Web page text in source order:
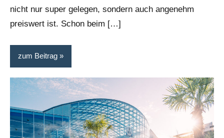
nicht nur super gelegen, sondern auch angenehm
preiswert ist. Schon beim […]
zum Beitrag